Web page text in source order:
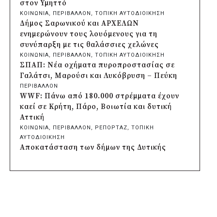
Σωτήρος
πριν από 2 μέρες
Περιφέρεια Αττικής: Έξι συμπεράσματα
για την ψηφιακή μετάβαση των
επιχειρήσεων
πριν από 2 μέρες
Δήμος Σαρωνικού και ΑΡΧΕΛΩΝ
ενημερώνουν τους λουόμενους για τη
συνύπαρξη με τις θαλάσσιες χελώνες
πριν από 2 μέρες
Δήμος Κυθήρων: Απαγόρευση πρόσβασης
στην παραλία Λυκοδήμου για λόγους
ασφαλείας
πριν από 2 μέρες
στον Υμηττό
ΚΟΙΝΩΝΙΑ, ΠΕΡΙΒΑΛΛΟΝ , ΤΟΠΙΚΗ ΑΥΤΟΔΙΟΙΚΗΣΗ
Δήμος Σαρωνικού και ΑΡΧΕΛΩΝ
ενημερώνουν τους λουόμενους για τη
συνύπαρξη με τις θαλάσσιες χελώνες
ΚΟΙΝΩΝΙΑ, ΠΕΡΙΒΑΛΛΟΝ , ΤΟΠΙΚΗ ΑΥΤΟΔΙΟΙΚΗΣΗ
ΣΠΑΠ: Νέα οχήματα πυροπροστασίας σε
Γαλάτσι, Μαρούσι και Λυκόβρυση – Πεύκη
ΠΕΡΙΒΑΛΛΟΝ
WWF: Πάνω από 180.000 στρέμματα έχουν
καεί σε Κρήτη, Πάρο, Βοιωτία και δυτική
Αττική
ΚΟΙΝΩΝΙΑ, ΠΕΡΙΒΑΛΛΟΝ , ΡΕΠΟΡΤΑΖ, ΤΟΠΙΚΗ
ΑΥΤΟΔΙΟΙΚΗΣΗ
Αποκατάσταση των δήμων της Δυτικής
Σχέδιο με έργα άνω των 111.000